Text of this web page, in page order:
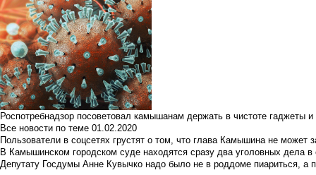
Роспотребнадзор посоветовал камышанам держать в чистоте гаджеты
Все новости по теме 01.02.2020
Пользователи в соцсетях грустят о том, что глава Камышина не может
В Камышинском городском суде находятся сразу два уголовных дела
Депутату Госдумы Анне Кувычко надо было не в роддоме пиариться, а